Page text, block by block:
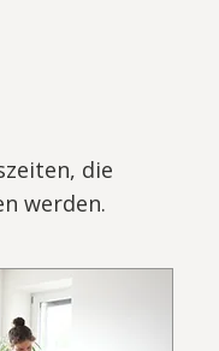
die
werden.